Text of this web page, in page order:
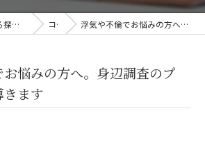
滋賀県で信頼出来る探偵なら滋賀クリスタル探偵事務所 コラム 浮気や不倫でお悩みの方へ。身辺調査のプロが解決へ導きます
悩みの方へ。身辺調査のプ
きます